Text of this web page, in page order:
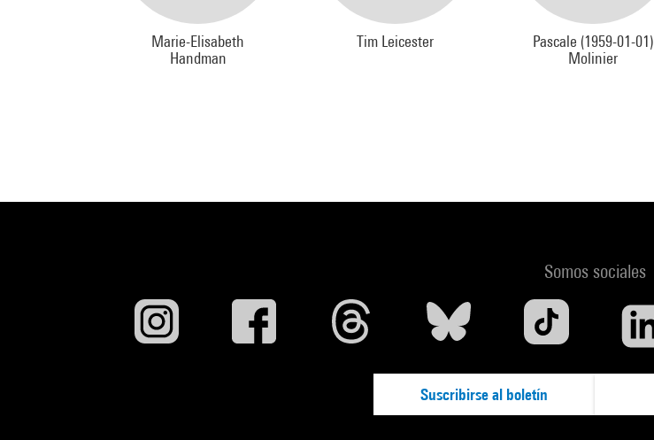
Marie-Elisabeth
Handman
Tim Leicester
Pascale (1959-01-01)
Molinier
Somos sociales
Suscribirse al boletín